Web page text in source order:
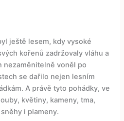
ještě lesem, kdy vysoké
kořenů zadržovaly vláhu a
nezaměnitelně voněl po
se dařilo nejen lesním
A právě tyto pohádky, ve
květiny, kameny, tma,
i plameny.